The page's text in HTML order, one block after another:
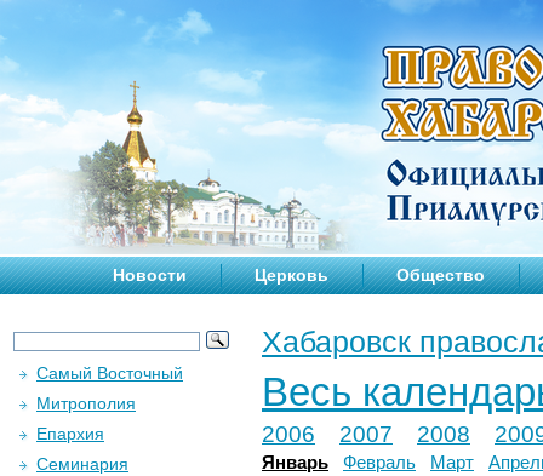
Новости Церковь Общество
Хабаровск
Весь
2006 2007 2008
Январь Февраль Март
Самый Восточный
Митрополия
Епархия
Семинария